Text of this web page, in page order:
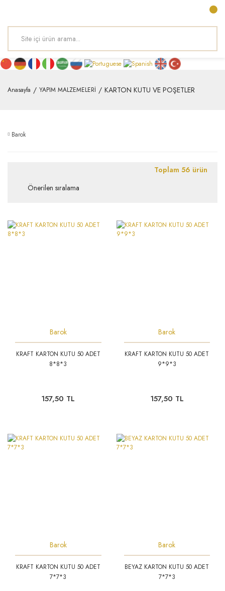
Anasayfa YAPIM MALZEMELERİ KARTON KUTU VE POŞETLER
Barok
Toplam 56 ürün
Barok
KRAFT KARTON KUTU 50 ADET
8*8*3
157,50 TL
Barok
KRAFT KARTON KUTU 50 ADET
9*9*3
157,50 TL
Barok
KRAFT KARTON KUTU 50 ADET
7*7*3
Barok
BEYAZ KARTON KUTU 50 ADET
7*7*3